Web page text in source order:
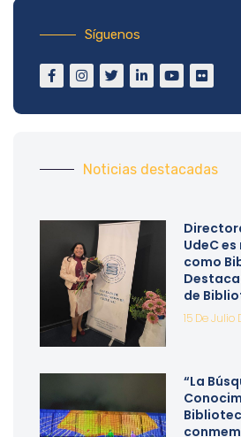
Síguenos
Noticias destacadas
UdeC
como
de
15 De Julio
“La